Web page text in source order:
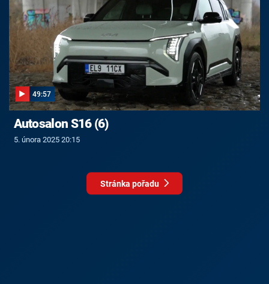
49:57
Autosalon S16 (6)
5. února 2025 20:15
Stránka pořadu